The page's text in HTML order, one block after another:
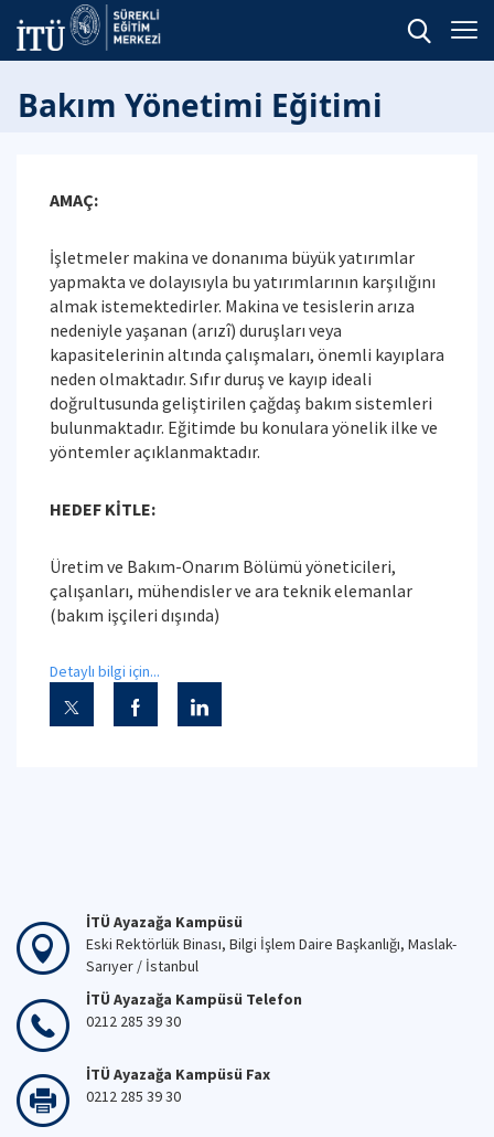
Bakım Yönetimi Eğitimi
AMAÇ:
İşletmeler makina ve donanıma büyük yatırımlar
yapmakta ve dolayısıyla bu yatırımlarının karşılığını
almak istemektedirler. Makina ve tesislerin arıza
nedeniyle yaşanan (arızî) duruşları veya
kapasitelerinin altında çalışmaları, önemli kayıplara
neden olmaktadır. Sıfır duruş ve kayıp ideali
doğrultusunda geliştirilen çağdaş bakım sistemleri
bulunmaktadır. Eğitimde bu konulara yönelik ilke ve
yöntemler açıklanmaktadır.
HEDEF KİTLE:
Üretim ve Bakım-Onarım Bölümü yöneticileri,
çalışanları, mühendisler ve ara teknik elemanlar
(bakım işçileri dışında)
Detaylı bilgi için...
İTÜ Ayazağa Kampüsü
Eski Rektörlük Binası, Bilgi İşlem Daire Başkanlığı, Maslak-
Sarıyer / İstanbul
İTÜ Ayazağa Kampüsü Telefon
0212 285 39 30
İTÜ Ayazağa Kampüsü Fax
0212 285 39 30